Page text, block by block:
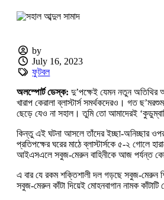
by
July 16, 2023
ফুটবল
অলস্পোর্ট ডেস্ক: দু’পক্ষেই যেমন নতুন অতিথির
খারাপ কেরালা ব্লাস্টার্স সমর্থকদেরও। গত
ছেড়ে যেও না সহাল। তুমি তো আমাদেরই
কিন্তু এই ঘটনা আসলে তাঁদের ইচ্ছা-অনিচ্ছার
প্রতিপক্ষের ঘরের মাঠে ব্লাস্টার্সকে ৫-২ গোলে
আইএসএলে সবুজ-মেরুন বাহিনীকে আজ পর্যন্ত
এ বার যে রকম শক্তিশালী দল গড়ছে সবুজ-মেরুন
সবুজ-মেরুন কাঁটা দিয়েই মোহনবাগান নামক